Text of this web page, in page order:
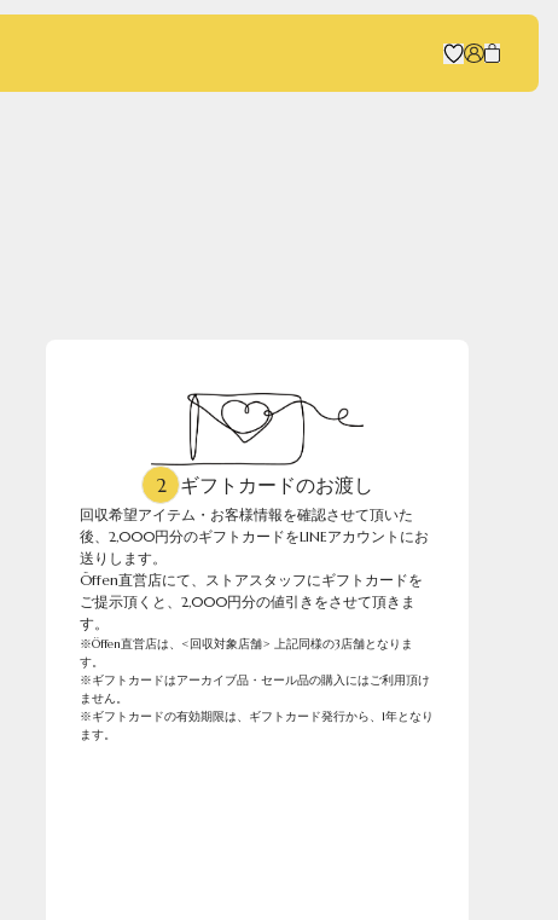
2 ギフトカードのお渡し
回収希望アイテム・お客様情報を確認させて頂いた
後、2,000円分のギフトカードをLINEアカウントにお
送りします。
Öffen直営店にて、ストアスタッフにギフトカードを
ご提示頂くと、2,000円分の値引きをさせて頂きま
す。
※Öffen直営店は、 <回収対象店舗>
上記同様の3店舗となりま
す。
※ギフトカードはアーカイブ品・セール品の購入にはご利用頂け
ません。
※ギフトカードの有効期限は、ギフトカード発行から、1年となり
ます。